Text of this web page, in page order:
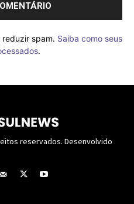
reduzir spam. Saiba como seus
.
reservados. Desenvolvido